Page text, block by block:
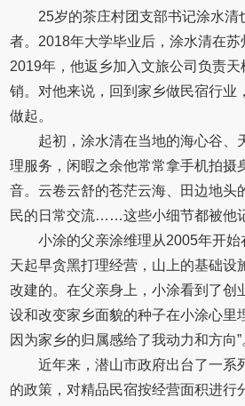
25岁的茶庄村团支部书记涂水清
者。2018年大学毕业后，涂水清在苏
2019年，他返乡加入文旅公司负责
销。对他来说，回到家乡做民宿行业
做起。
起初，涂水清在当地的海心谷、
理服务，闲暇之余他常常拿手机拍摄
音。云卷云舒的苍茫云海、田边地头
民的日常交流……这些小细节都被他
小涂的父亲涂维理从2005年开
天起早贪黑打理经营，山上的基础设
改建的。在父亲身上，小涂看到了创
设和改变家乡面貌的种子在小涂心里
因为家乡的归属感给了我动力和方向”
近年来，潜山市政府出台了一系
的政策，对精品民宿按经营面积进行